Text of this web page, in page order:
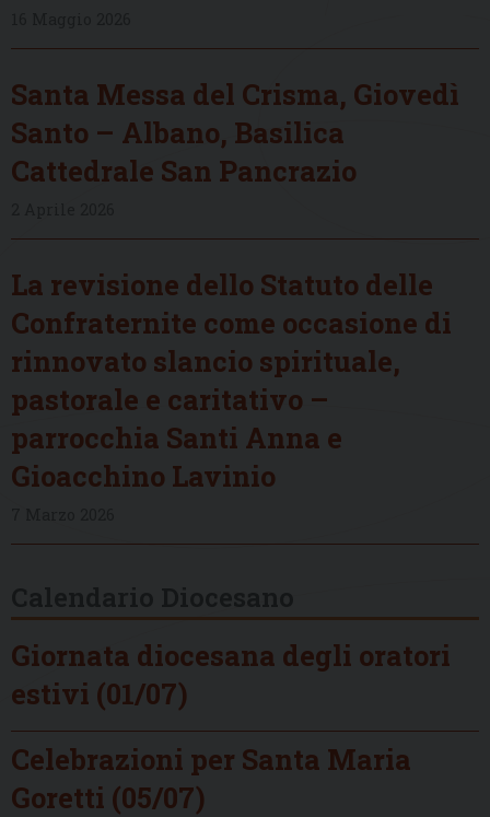
Santa Messa del Crisma, Giovedì
Santo – Albano, Basilica
Cattedrale San Pancrazio
La revisione dello Statuto delle
Confraternite come occasione di
rinnovato slancio spirituale,
pastorale e caritativo –
parrocchia Santi Anna e
Gioacchino Lavinio
Giornata diocesana degli oratori
estivi (01/07)
Celebrazioni per Santa Maria
Goretti (05/07)